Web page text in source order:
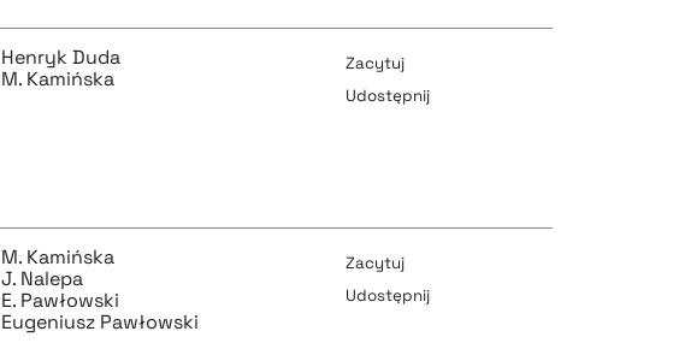
pobierz cytat
pobierz cytat
Henryk Duda
M. Kamińska
Zacytuj
Udostępnij
M. Kamińska
J. Nalepa
E. Pawłowski
Eugeniusz Pawłowski
Zacytuj
Udostępnij